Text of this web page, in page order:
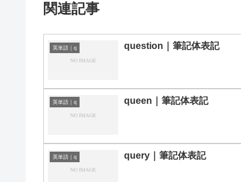
関連記事
英単語｜q question｜筆記体表記
英単語｜q queen｜筆記体表記
英単語｜q query｜筆記体表記